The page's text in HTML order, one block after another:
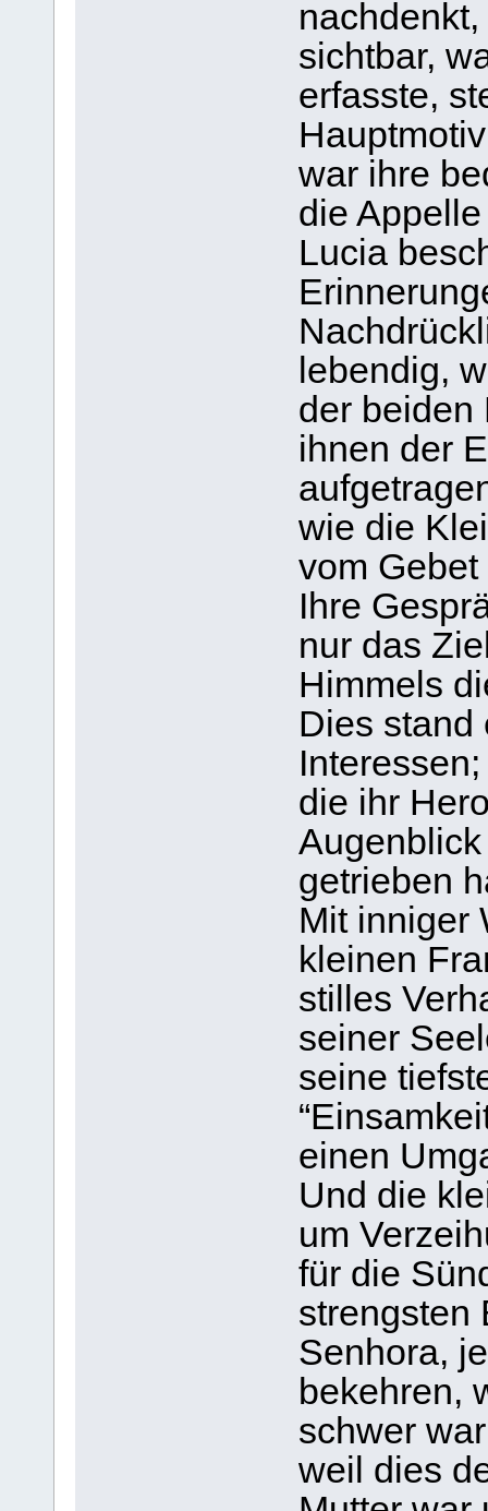
sichtbar,
erfasste,
war ihre
die
Lucia
lebendig,
der beiden
ihnen der
wie die
vom
Ihre
nur das
Himmels
Dies stand
die ihr
Augenblick
getrieben
Mit inniger
kleinen
stilles
seiner
seine
einen
Und die
um
für die
strengsten
Senhora,
bekehren,
schwer
weil dies